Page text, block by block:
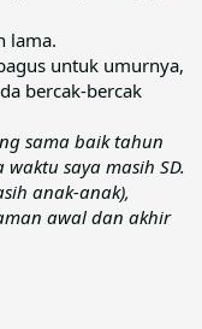
lama.
untuk umurnya,
bercak-bercak
sama baik tahun
saya masih SD.
anak-anak),
awal dan akhir